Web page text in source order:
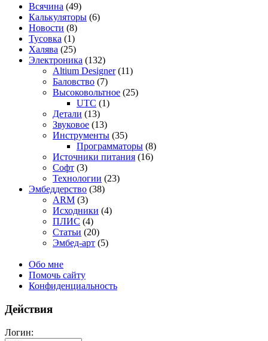
Всячина (49)
Калькуляторы (6)
Новости (8)
Тусовка (1)
Халява (25)
Электроника (132)
Altium Designer(11)
Баловство (7)
Высоковольтное (25)
UTC (1)
Детали (13)
Звуковое (13)
Инструменты (35)
Программаторы (8)
Источники питания (16)
Софт (3)
Технологии (23)
Эмбеддерство (38)
ARM (3)
Исходники (4)
ПЛИС (4)
Статьи (20)
Эмбед-арт (5)
Обо мне
Помочь сайту
Конфиденциальность
Действия
Логин: